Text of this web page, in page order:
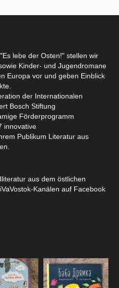
lebe der Osten!" stellen wir
Kinder- und Jugendromane
Europa vor und geben Einblick
der Internationalen
Bosch Stiftung
Förderprogramm
innovative
Publikum Literatur aus
aus dem östlichen
Kanälen auf Facebook